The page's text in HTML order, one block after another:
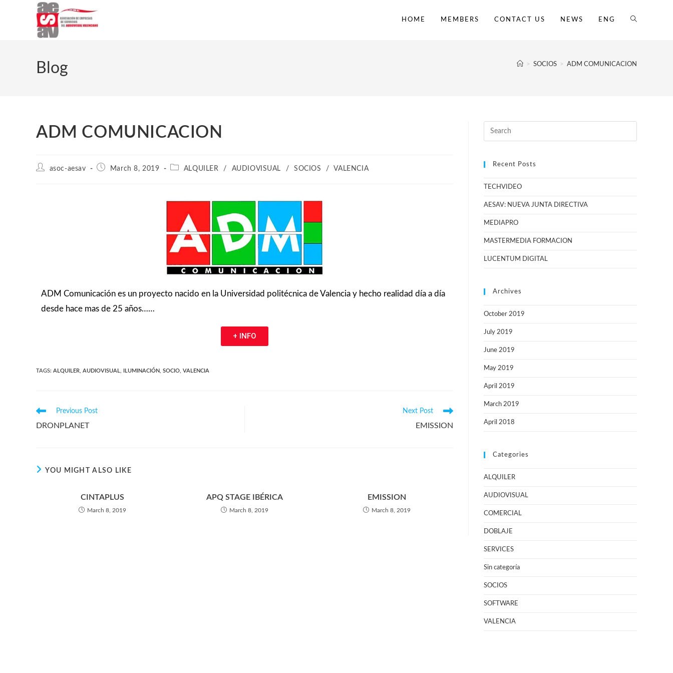
HOME MEMBERS CONTACT US NEWS ENG
Blog > SOCIOS > ADM COMUNICACION
ADM COMUNICACION
asoc-aesav March 8, 2019 ALQUILER / AUDIOVISUAL / SOCIOS / VALENCIA
ADM Comunicación es un proyecto nacido en la Universidad politécnica de Valencia y hecho realidad día a día
desde hace mas de 25 años……
+ INFO
TAGS: ALQUILER AUDIOVISUAL ILUMINACIÓN SOCIO VALENCIA
Previous Post
DRONPLANET
Next Post
EMISSION
YOU MIGHT ALSO LIKE
CINTAPLUS
March 8, 2019
APQ STAGE IBÉRICA
March 8, 2019
EMISSION
March 8, 2019
Recent Posts
TECHVIDEO
AESAV: NUEVA JUNTA DIRECTIVA
MEDIAPRO
MASTERMEDIA FORMACION
LUCENTUM DIGITAL
Archives
October 2019
July 2019
June 2019
May 2019
April 2019
March 2019
April 2018
Categories
ALQUILER
AUDIOVISUAL
COMERCIAL
DOBLAJE
SERVICES
Sin categoría
SOCIOS
SOFTWARE
VALENCIA